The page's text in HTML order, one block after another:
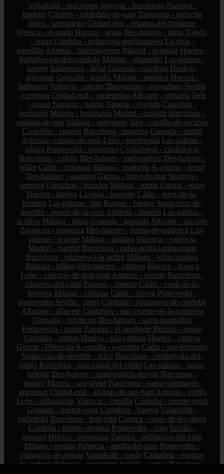
Valladolid - mucientes Segovia - fuentesoto Navarra -
lumbier Cáceres - robledillo-de-gata Tarragona - solivella
álava - samaniego Ciudad-real - retuerta-del-bullaque
Huesca - el-grado Huesca - graus Illes-balears - ibiza Toledo
- orgaz Córdoba - peñarroya-pueblonuevo La-rioja -
arnedillo Almería - huércal-overa Madrid - el-molar Huelva -
bollullos-par-del-condado Málaga - algarrobo Las-palmas -
tuineje Salamanca - béjar Granada - capileira Huelva -
aljaraque Granada - guadix Málaga - manilva Huesca -
barbastro Valencia - sagunt Illes-balears - ses-salines Sevilla
- carmona Ciudad-real - valdepeñas Alicante - orihuela Jaén
- baeza Navarra - tudela Almería - el-ejido Castellón -
benicarló Málaga - benahavís Madrid - coslada Barcelona -
malgrat-de-mar Málaga - antequera Jaén - castillo-de-locubín
Castellón - vinaròs Barcelona - manresa Granada - motril
Asturias - cangas-de-onís León - ponferrada Las-palmas -
pájara Pontevedra - sanxenxo Ciudad-real - ciudad-real
Barcelona - calella Illes-balears - maó-mahón Illes-balears -
sóller Cádiz - chipiona Málaga - marbella A-coruña - ferrol
Illes-balears - santanyí Girona - lloret-de-mar Segovia -
segovia Gipuzkoa - mutriku Málaga - ronda Girona - roses
Huelva - huelva La-rioja - logroño Cádiz - jerez-de-la-
frontera Las-palmas - tías Burgos - burgos Santa-cruz-de-
tenerife - puerto-de-la-cruz Almería - almería Las-palmas -
la-oliva Málaga - mijas Granada - granada Alicante - alicante
Zaragoza - zaragoza Illes-balears - palma-de-mallorca Las-
palmas - teguise Málaga - málaga Valencia - valencia
Madrid - madrid Barcelona - palau-solità-i-plegamans
Barcelona - vilanova-i-la-geltrú Málaga - vélez-málaga
Bizkaia - bilbao Illes-balears - campos Huesca - huesca
León - valencia-de-don-juan Asturias - oviedo Barcelona -
vilanova-del-camí Zamora - zamora Cádiz - conil-de-la-
frontera Málaga - cártama Cádiz - olvera Pontevedra -
pontevedra Sevilla - gines Córdoba - villanueva-de-córdoba
Albacete - albacete Cantabria - san-vicente-de-la-barquera
Granada - torvizcón Illes-balears - santa-margalida
Pontevedra - marín Zamora - el-perdigón Bizkaia - sestao
Granada - murtas Huelva - isla-cristina Huelva - cartaya
Girona - l39escala A-coruña - a-coruña Cádiz - san-fernando
Santa-cruz-de-tenerife - arico Barcelona - cerdanyola-del-
vallès Barcelona - sant-cugat-del-vallès Las-palmas - santa-
brígida Illes-balears - santa-eulària-des-riu Barcelona -
mataró Murcia - san-javier Barcelona - santa-coloma-de-
gramenet Ciudad-real - alcázar-de-san-juan Asturias - avilés
León - villamañán Valencia - chulilla Córdoba - puente-genil
Granada - huétor-vega Cantabria - bareyo Valladolid -
valladolid Barcelona - font-rubí Cuenca - casas-de-los-pinos
Córdoba - fuente-obejuna Pontevedra - vigo Sevilla -
tomares Huelva - cortegana Zamora - pobladura-del-valle
Málaga - monda Palencia - autilla-del-pino Pontevedra -
vilagarcía-de-arousa Valladolid - rueda Cantabria - marina-
de-cudeyo Palencia - moratinos Sevilla - camas Barcelona -